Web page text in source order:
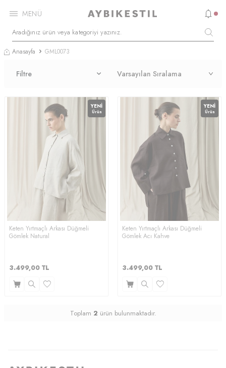
MENÜ
Anasayfa GML0073
Filtre
YENI
Ürün
Keten Yırtmaçlı Arkası Düğmeli
Gömlek Natural
3.499,00 TL
YENI
Ürün
Keten Yırtmaçlı Arkası Düğmeli
Gömlek Acı Kahve
3.499,00 TL
Toplam 2 ürün bulunmaktadır.